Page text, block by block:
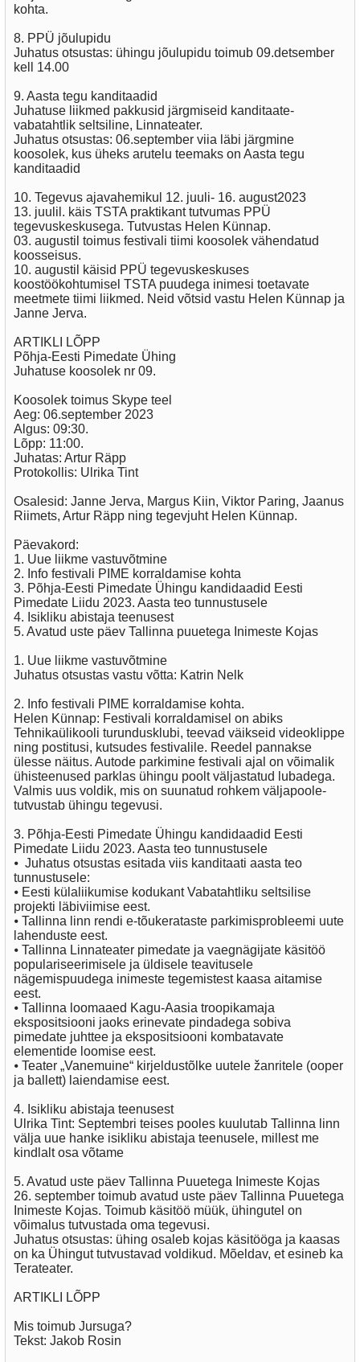
kohta.
8. PPÜ jõulupidu
Juhatus otsustas: ühingu jõulupidu toimub 09.detsember
kell 14.00
9. Aasta tegu kanditaadid
Juhatuse liikmed pakkusid järgmiseid kanditaate-
vabatahtlik seltsiline, Linnateater.
Juhatus otsustas: 06.september viia läbi järgmine
koosolek, kus üheks arutelu teemaks on Aasta tegu
kanditaadid
10. Tegevus ajavahemikul 12. juuli- 16. august2023
13. juulil. käis TSTA praktikant tutvumas PPÜ
tegevuskeskusega. Tutvustas Helen Künnap.
03. augustil toimus festivali tiimi koosolek vähendatud
koosseisus.
10. augustil käisid PPÜ tegevuskeskuses
koostöökohtumisel TSTA puudega inimesi toetavate
meetmete tiimi liikmed. Neid võtsid vastu Helen Künnap ja
Janne Jerva.
ARTIKLI LÕPP
Põhja-Eesti Pimedate Ühing
Juhatuse koosolek nr 09.
Koosolek toimus Skype teel
Aeg: 06.september 2023
Algus: 09:30.
Lõpp: 11:00.
Juhatas: Artur Räpp
Protokollis: Ulrika Tint
Osalesid: Janne Jerva, Margus Kiin, Viktor Paring, Jaanus
Riimets, Artur Räpp ning tegevjuht Helen Künnap.
Päevakord:
1. Uue liikme vastuvõtmine
2. Info festivali PIME korraldamise kohta
3. Põhja-Eesti Pimedate Ühingu kandidaadid Eesti
Pimedate Liidu 2023. Aasta teo tunnustusele
4. Isikliku abistaja teenusest
5. Avatud uste päev Tallinna puuetega Inimeste Kojas
1. Uue liikme vastuvõtmine
Juhatus otsustas vastu võtta: Katrin Nelk
2. Info festivali PIME korraldamise kohta.
Helen Künnap: Festivali korraldamisel on abiks
Tehnikaülikooli turundusklubi, teevad väikseid videoklippe
ning postitusi, kutsudes festivalile. Reedel pannakse
ülesse näitus. Autode parkimine festivali ajal on võimalik
ühisteenused parklas ühingu poolt väljastatud lubadega.
Valmis uus voldik, mis on suunatud rohkem väljapoole-
tutvustab ühingu tegevusi.
3. Põhja-Eesti Pimedate Ühingu kandidaadid Eesti
Pimedate Liidu 2023. Aasta teo tunnustusele
⦁ Juhatus otsustas esitada viis kanditaati aasta teo
tunnustusele:
⦁ Eesti külaliikumise kodukant Vabatahtliku seltsilise
projekti läbiviimise eest.
⦁ Tallinna linn rendi e-tõukerataste parkimisprobleemi uute
lahenduste eest.
⦁ Tallinna Linnateater pimedate ja vaegnägijate käsitöö
populariseerimisele ja üldisele teavitusele
nägemispuudega inimeste tegemistest kaasa aitamise
eest.
⦁ Tallinna loomaaed Kagu-Aasia troopikamaja
ekspositsiooni jaoks erinevate pindadega sobiva
pimedate juhttee ja ekspositsiooni kombatavate
elementide loomise eest.
⦁ Teater „Vanemuine“ kirjeldustõlke uutele žanritele (ooper
ja ballett) laiendamise eest.
4. Isikliku abistaja teenusest
Ulrika Tint: Septembri teises pooles kuulutab Tallinna linn
välja uue hanke isikliku abistaja teenusele, millest me
kindlalt osa võtame
5. Avatud uste päev Tallinna Puuetega Inimeste Kojas
26. september toimub avatud uste päev Tallinna Puuetega
Inimeste Kojas. Toimub käsitöö müük, ühingutel on
võimalus tutvustada oma tegevusi.
Juhatus otsustas: ühing osaleb kojas käsitööga ja kaasas
on ka Ühingut tutvustavad voldikud. Mõeldav, et esineb ka
Terateater.
ARTIKLI LÕPP
Mis toimub Jursuga?
Tekst: Jakob Rosin